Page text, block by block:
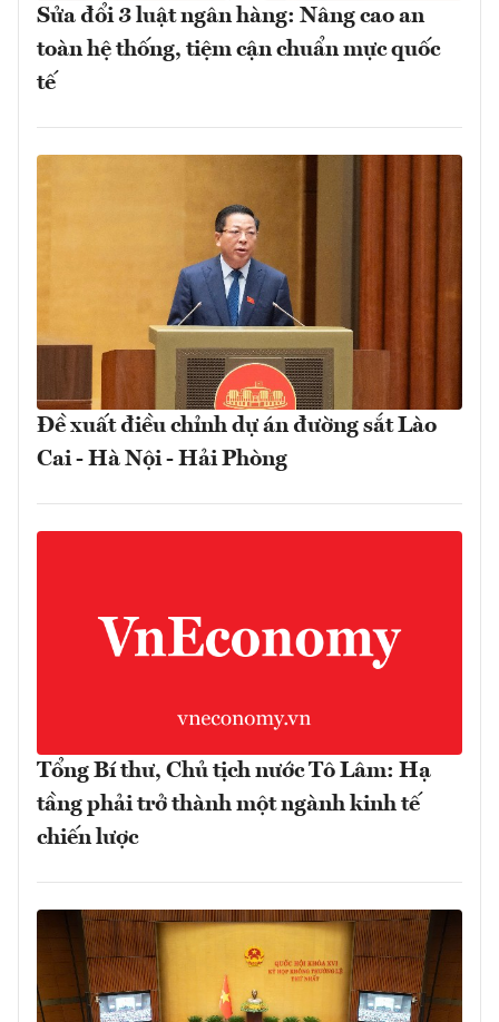
Sửa đổi 3 luật ngân hàng: Nâng cao an
toàn hệ thống, tiệm cận chuẩn mực quốc
tế
Đề xuất điều chỉnh dự án đường sắt Lào
Cai - Hà Nội - Hải Phòng
Tổng Bí thư, Chủ tịch nước Tô Lâm: Hạ
tầng phải trở thành một ngành kinh tế
chiến lược